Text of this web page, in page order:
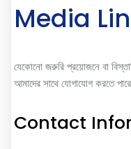
Media
যেকোনো জরুরি প্রয়োজনে বা
আমাদের সাথে যোগাযোগ করতে
Contact